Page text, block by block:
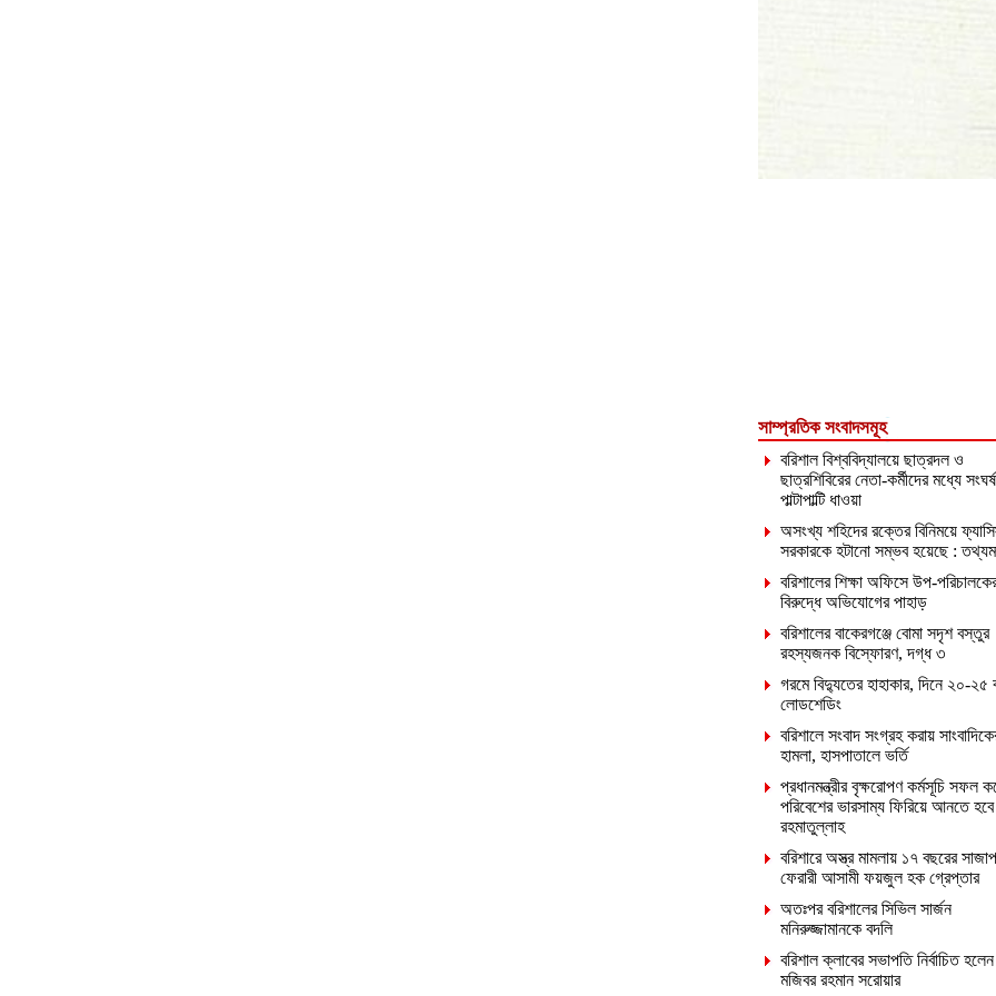
সাম্প্রতিক সংবাদসমূহ
বরিশাল বিশ্ববিদ্যালয়ে ছাত্রদল ও
ছাত্রশিবিরের নেতা-কর্মীদের মধ্যে
পাল্টাপাল্টি ধাওয়া
অসংখ্য শহিদের রক্তের বিনিময়ে
সরকারকে হটানো সম্ভব হয়েছে :
বরিশালের শিক্ষা অফিসে উপ-
বিরুদ্ধে অভিযোগের পাহাড়
বরিশালের বাকেরগঞ্জে বোমা সদৃশ বস্তুর
রহস্যজনক বিস্ফোরণ, দগ্ধ ৩
গরমে বিদ্যুতের হাহাকার, দিনে ২০-২৫
লোডশেডিং
বরিশালে সংবাদ সংগ্রহ করায়
হামলা, হাসপাতালে ভর্তি
প্রধানমন্ত্রীর বৃক্ষরোপণ কর্মসূচি সফল
পরিবেশের ভারসাম্য ফিরিয়ে আনতে
রহমাতুল্লাহ
বরিশারে অস্ত্র মামলায় ১৭ বছরের
ফেরারী আসামী ফয়জুল হক গ্রেপ্তার
অতঃপর বরিশালের সিভিল সার্জন
মনিরুজ্জামানকে বদলি
বরিশাল ক্লাবের সভাপতি নির্বাচিত হলেন
মজিবর রহমান সরোয়ার